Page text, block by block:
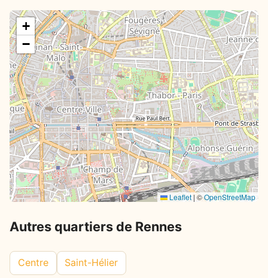
+
−
Leaflet |©OpenStreetMap
Autres quartiers de Rennes
Centre Saint-Hélier